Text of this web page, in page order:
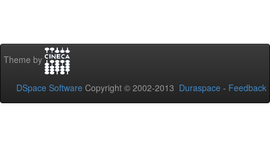
Theme by
DSpace Software Copyright © 2002-2013 Duraspace - Feedback